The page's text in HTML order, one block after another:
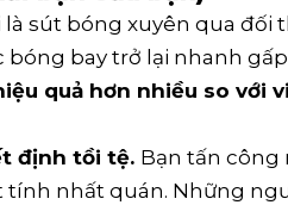
sút bóng xuyên qua đối
bóng bay trở lại nhanh
quả hơn nhiều so với
định tồi tệ. Bạn tấn công
nhất quán. Những